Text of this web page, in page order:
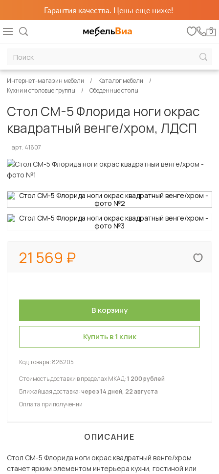
Гарантия качества. Цены еще ниже!
0
Интернет-магазин мебели
Каталог мебели
Кухни и столовые группы
Обеденные столы
Стол СМ-5 Флорида ноги окрас
квадратный венге/хром, ЛДСП
арт. 41607
21 569
Купить в 1 клик
Код товара: 826205
Стоимость доставки в пределах МКАД:1 200 рублей
Ближайшая доставка:через 14 дней, 22 августа
Оплата при получении
ОПИСАНИЕ
Стол СМ-5 Флорида ноги окрас квадратный венге/хром
станет ярким элементом интерьера кухни, гостиной или